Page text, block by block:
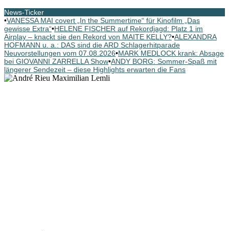
News-Ticker
•VANESSA MAI covert „In the Summertime“ für Kinofilm „Das
gewisse Extra“•HELENE FISCHER auf Rekordjagd: Platz 1 im
Airplay – knackt sie den Rekord von MAITE KELLY?•ALEXANDRA
HOFMANN u. a.: DAS sind die ARD Schlagerhitparade
Neuvorstellungen vom 07.08.2026•MARK MEDLOCK krank: Absage
bei GIOVANNI ZARRELLA Show•ANDY BORG: Sommer-Spaß mit
längerer Sendezeit – diese Highlights erwarten die Fans